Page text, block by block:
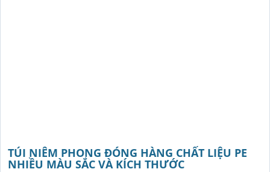
TÚI NIÊM PHONG ĐÓNG HÀNG CHẤT LIỆU PE
NHIỀU MÀU SẮC VÀ KÍCH THƯỚC